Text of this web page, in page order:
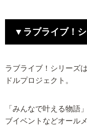
▼ラブライブ！
ラブライブ！シリーズ
ドルプロジェクト。
「みんなで叶える物語
ブイベントなどオール